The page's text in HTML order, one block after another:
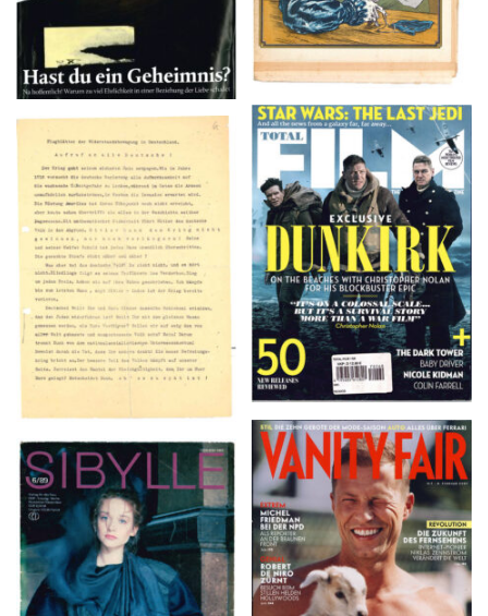
TOTAL FILM #260 –
SUMMER 2017
Flugblätter der Weissen
Rose – V, Januar 1943
VANITY FAIR – Nr. 7 –
8. Februar 2007
SIBYLLE 6/89